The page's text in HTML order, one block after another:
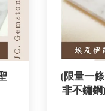
(限量一
非不鏽